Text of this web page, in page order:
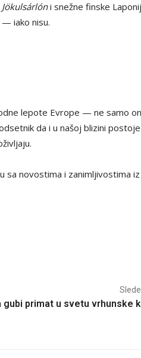
Jökulsárlóni snežne finske
— iako nisu.
lepote Evrope — ne samo
da i u našoj blizini postoje
sa novostima i zanimljivostima iz
gubi primat u svetu vrhunske